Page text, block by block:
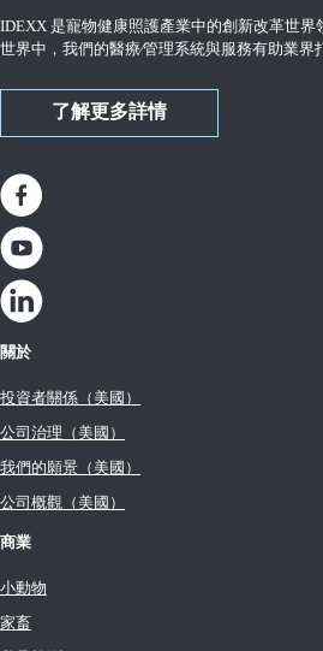
IDEXX 是寵物健康照護產業中的創新改革世
世界中，我們的醫療∕管理系統與服務有助業界
了解更多詳情
關於
投資者關係（美國）
公司治理（美國）
我們的願景（美國）
公司概觀（美國）
商業
小動物
家畜